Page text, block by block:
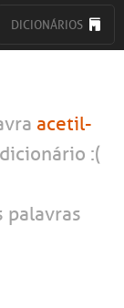
DICIONÁRIOS
acetil-
:(
palavras